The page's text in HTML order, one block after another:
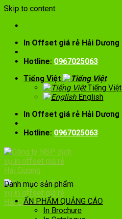
Skip to content
In Offset giá rẻ Hải Dương
Hotline: 0967025063
Tiếng Việt
Tiếng Việt
English
In Offset giá rẻ Hải Dương
Hotline: 0967025063
Danh mục sản phẩm
ẤN PHẨM QUẢNG CÁO
In Brochure